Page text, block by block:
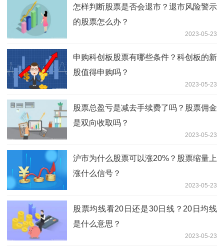
怎样判断股票是否会退市？退市风险警示
的股票怎么办？
2023-05-23
申购科创板股票有哪些条件？科创板的新
股值得申购吗？
2023-05-23
股票总盈亏是减去手续费了吗？股票佣金
是双向收取吗？
2023-05-23
沪市为什么股票可以涨20%？股票缩量上
涨什么信号？
2023-05-23
股票均线看20日还是30日线？20日均线
是什么意思？
2023-05-23